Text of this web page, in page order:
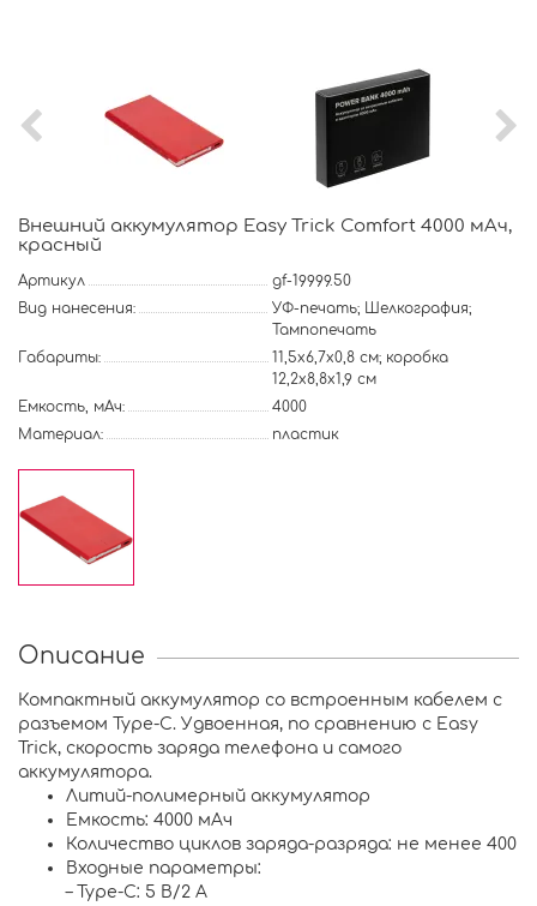
Внешний аккумулятор Easy Trick Comfort 4000 мАч,
красный
Артикул
gf-19999.50
Вид нанесения:
УФ-печать; Шелкография;
Тампопечать
Габариты:
11,5х6,7х0,8 см; коробка
12,2х8,8х1,9 см
Емкость, мАч:
4000
Материал:
пластик
Описание
Компактный аккумулятор со встроенным кабелем с
разъемом Type-C. Удвоенная, по сравнению с Easy
Trick, скорость заряда телефона и самого
аккумулятора.
Литий-полимерный аккумулятор
Емкость: 4000 мАч
Количество циклов заряда-разряда: не менее 400
Входные параметры:
– Type-C: 5 В/2 A